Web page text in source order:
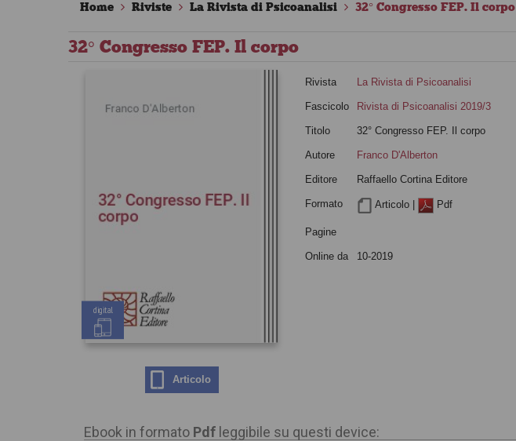
Home Riviste La Rivista di Psicoanalisi 32° Congresso FEP. Il corpo
32° Congresso FEP. Il corpo
digital
Articolo
Rivista La Rivista di Psicoanalisi
Fascicolo Rivista di Psicoanalisi 2019/3
Titolo 32° Congresso FEP. Il corpo
Autore Franco D'Alberton
Editore Raffaello Cortina Editore
Formato Articolo | Pdf
Pagine
Online da 10-2019
Ebook in formato Pdf leggibile su questi device: